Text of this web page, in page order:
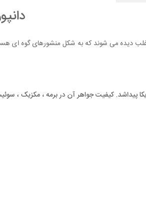
دیده می شوند که به شکل منشورهای گوه ای
پیداشد. کیفیت جواهر آن در برمه ، مکزیک ،